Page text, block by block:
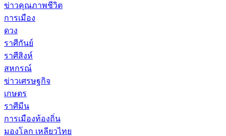
ข่าวคุณภาพชีวิต
การเมือง
ดวง
ราศีกันย์
ราศีสิงห์
สหกรณ์
ข่าวเศรษฐกิจ
เกษตร
ราศีมีน
การเมืองท้องถิ่น
มองโลก เหลียวไทย